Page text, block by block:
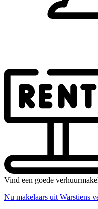
Vind een goede
Nu makelaars uit Warstiens